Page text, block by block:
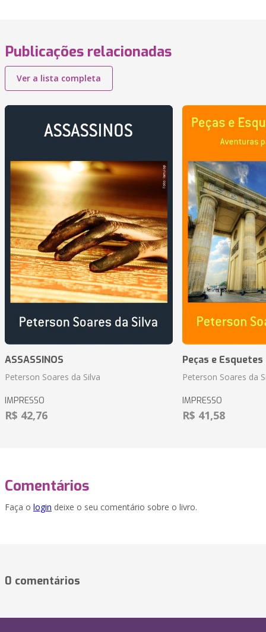
Publicações relacionadas
Ver a lista completa
ASSASSINOS
Peterson Soares da Silva
IMPRESSO
R$ 42,76
Peças e
Peterson Soares da
IMPRESSO
R$ 41,58
Comentários
Faça o login deixe o seu comentário sobre o livro.
0 comentários